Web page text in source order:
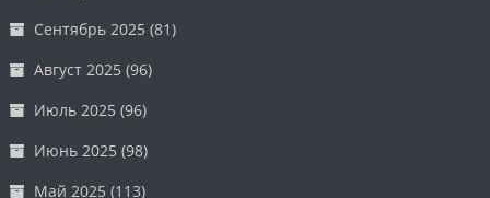
Сентябрь 2025 (81)
Август 2025 (96)
Июль 2025 (96)
Июнь 2025 (98)
Май 2025 (113)